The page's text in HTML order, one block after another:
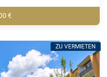
€
ZU VERMIETEN